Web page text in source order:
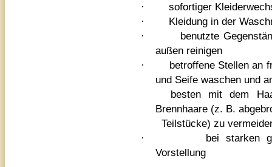
·
sofortiger
·
Kleidung in der
·
benutzte
außen reinigen
·
betroffene Stellen an
und Seife waschen und
besten mit dem
Brennhaare (z. B.
Teilstücke) zu
·
bei starken
Vorstellung